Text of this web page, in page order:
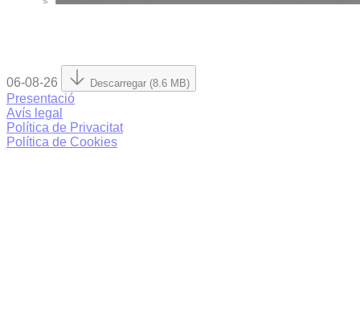
06-08-26 Descarregar (8.6 MB)
Presentació
Avís legal
Política de Privacitat
Política de Cookies